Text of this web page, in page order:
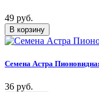
49 руб.
Семена Астра
36 руб.